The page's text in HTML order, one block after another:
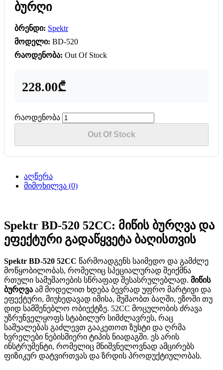
ბურღი
ბრენდი: Spektr
მოდელი: BD-520
რაოდენობა: Out Of Stock
228.00₾
რაოდენობა
Out Of Stock
აღწერა
მიმოხილვა (0)
Spektr BD-520 52CC: მიწის ბურღვა და
ეფექტური გადაწყვეტა ბაღისთვის
Spektr BD-520 52CC წარმოადგენს საიმედო და გამძლე
მოწყობილობას, რომელიც სპეციალურად შეიქმნა
რთული სამუშაოების სწრაფად შესასრულებლად. მიწის
ბურღვა ამ მოდელით ხდება ბევრად უფრო მარტივი და
ეფექტური, მიუხედავად იმისა, მუშაობთ ბაღში, ეზოში თუ
დიდ სამშენებლო ობიექტზე. 52CC მოცულობის ძრავა
უზრუნველყოფს სტაბილურ სიმძლავრეს, რაც
საშუალებას გაძლევთ გააკეთოთ ზუსტი და ღრმა
ხვრელები ნებისმიერი ტიპის ნიადაგში. ეს არის
ინსტრუმენტი, რომელიც მნიშვნელოვნად ამცირებს
ფიზიკურ დატვირთვას და ზრდის პროდუქტიულობას.